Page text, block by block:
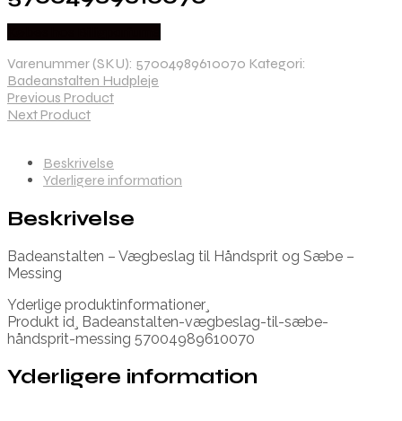
Varenummer (SKU): 57004989610070 Kategori:
Badeanstalten Hudpleje
Previous Product
Next Product
Beskrivelse
Yderligere information
Beskrivelse
Badeanstalten – Vægbeslag til Håndsprit og Sæbe –
Messing
Yderlige produktinformationer¸
Produkt id¸ Badeanstalten-vægbeslag-til-sæbe-
håndsprit-messing 57004989610070
Yderligere information